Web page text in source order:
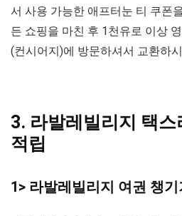
서 사용 가능한 애프터눈 티 쿠폰
든 쇼핑을 마친 후 1천유로 이상
(컨시어지)에 방문하셔서 교환하
3. 라발레빌리지 택스
적립
1> 라발레빌리지 여권 챙기